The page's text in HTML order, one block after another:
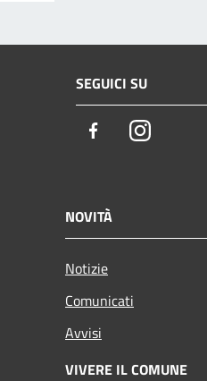
SEGUICI SU
FacebookInstagram
NOVITÀ
Notizie
Comunicati
Avvisi
VIVERE IL COMUNE